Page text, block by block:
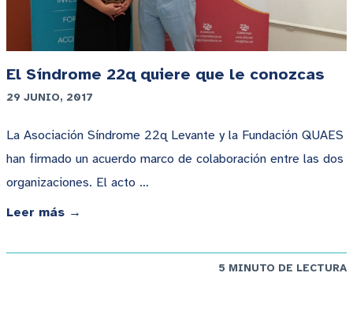
El Síndrome 22q quiere que le conozcas
29 JUNIO, 2017
La Asociación Síndrome 22q Levante y la Fundación QUAES
han firmado un acuerdo marco de colaboración entre las dos
organizaciones. El acto …
Leer más →
5 MINUTO DE LECTURA